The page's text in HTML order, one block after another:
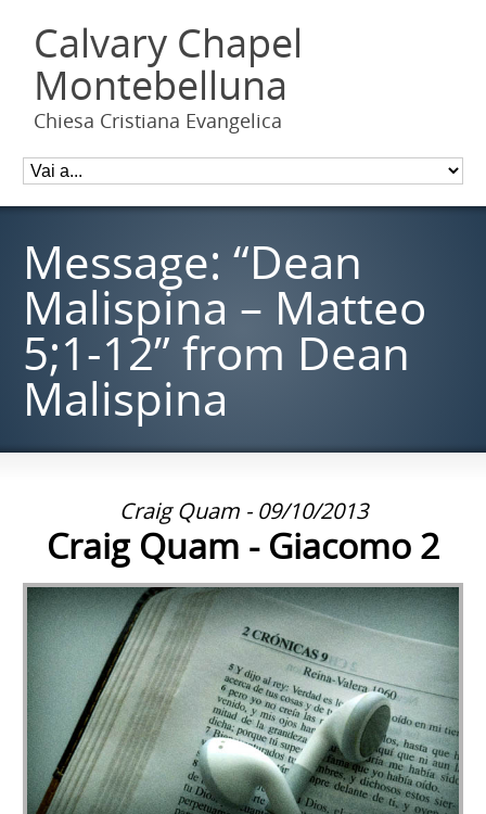
Calvary Chapel
Montebelluna
Chiesa Cristiana Evangelica
Message: “Dean
Malispina – Matteo
5;1-12” from Dean
Malispina
Craig Quam - 09/10/2013
Craig Quam - Giacomo 2